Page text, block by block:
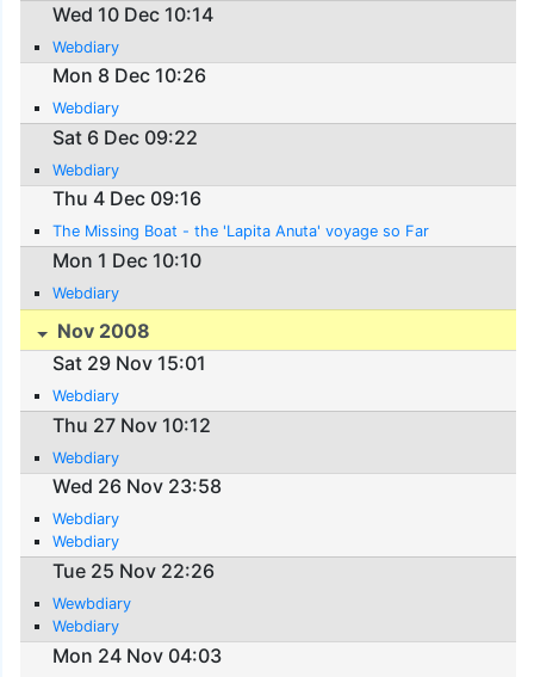
Wed 10 Dec 10:14
Webdiary
Mon 8 Dec 10:26
Webdiary
Sat 6 Dec 09:22
Webdiary
Thu 4 Dec 09:16
The Missing Boat - the 'Lapita Anuta' voyage so Far
Mon 1 Dec 10:10
Webdiary
Nov 2008
Sat 29 Nov 15:01
Webdiary
Thu 27 Nov 10:12
Webdiary
Wed 26 Nov 23:58
Webdiary
Webdiary
Tue 25 Nov 22:26
Wewbdiary
Webdiary
Mon 24 Nov 04:03